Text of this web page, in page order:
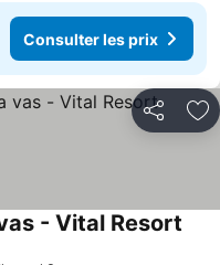
Consulter les prix
Partager
- Vital Resort